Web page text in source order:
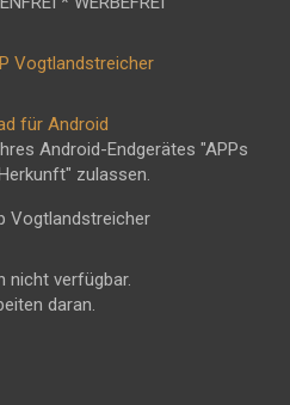
für Android
Android-Endgerätes "APPs
zulassen.
nicht verfügbar.
daran.